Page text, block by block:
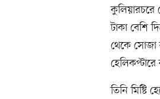
কুলিয়ারচরে
টাকা বেশি
থেকে সোজা
হেলিকপ্টারে
তিনি